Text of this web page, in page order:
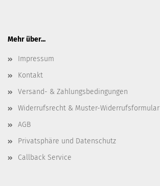
Mehr über...
Impressum
Kontakt
Versand- & Zahlungsbedingungen
Widerrufsrecht & Muster-Widerrufsformular
AGB
Privatsphäre und Datenschutz
Callback Service